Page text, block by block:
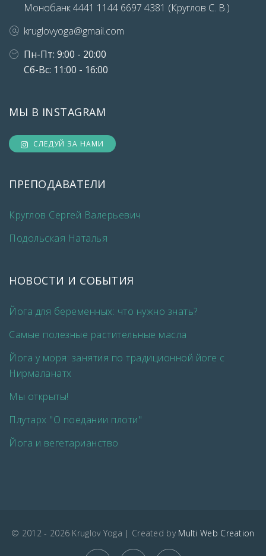
Монобанк 4441 1144 6697 4381 (Круглов С. В.)
kruglovyoga@gmail.com
Пн-Пт: 9:00 - 20:00
Сб-Вс: 11:00 - 16:00
МЫ В INSTAGRAM
СЛЕДУЙ ЗА НАМИ
ПРЕПОДАВАТЕЛИ
Круглов Сергей Валерьевич
Подольская Наталья
НОВОСТИ И СОБЫТИЯ
Йога для беременных: что нужно знать?
Самые полезные растительные масла
Йога у моря: занятия по традиционной йоге с
Нирмаланатх
Мы открыты!
Плутарх "О поедании плоти"
Йога и вегетарианство
© 2012 - 2026 Kruglov Yoga | Created by Multi Web Creation